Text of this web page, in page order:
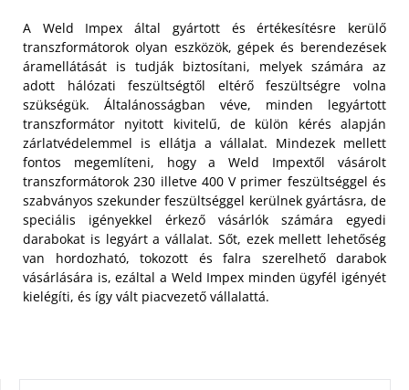
A Weld Impex által gyártott és értékesítésre kerülő
transzformátorok olyan eszközök, gépek és berendezések
áramellátását is tudják biztosítani, melyek számára az
adott hálózati feszültségtől eltérő feszültségre volna
szükségük. Általánosságban véve, minden legyártott
transzformátor nyitott kivitelű, de külön kérés alapján
zárlatvédelemmel is ellátja a vállalat. Mindezek mellett
fontos megemlíteni, hogy a Weld Impextől vásárolt
transzformátorok 230 illetve 400 V primer feszültséggel és
szabványos szekunder feszültséggel kerülnek gyártásra, de
speciális igényekkel érkező vásárlók számára egyedi
darabokat is legyárt a vállalat. Sőt, ezek mellett lehetőség
van hordozható, tokozott és falra szerelhető darabok
vásárlására is, ezáltal a Weld Impex minden ügyfél igényét
kielégíti, és így vált piacvezető vállalattá.